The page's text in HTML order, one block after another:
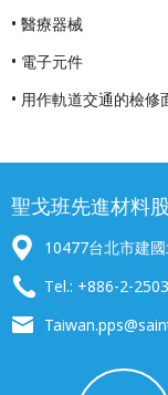
• 醫療器械
• 電子元件
• 用作軌道交通的檢修
聖戈班先進材料
10477台北市建
Tel.: +886-2-